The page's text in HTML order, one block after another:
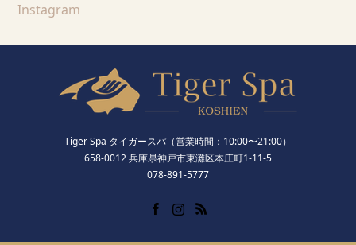
Instagram
Tiger Spa タイガースパ（営業時間：10:00〜21:00）
658-0012 兵庫県神戸市東灘区本庄町1-11-5
078-891-5777